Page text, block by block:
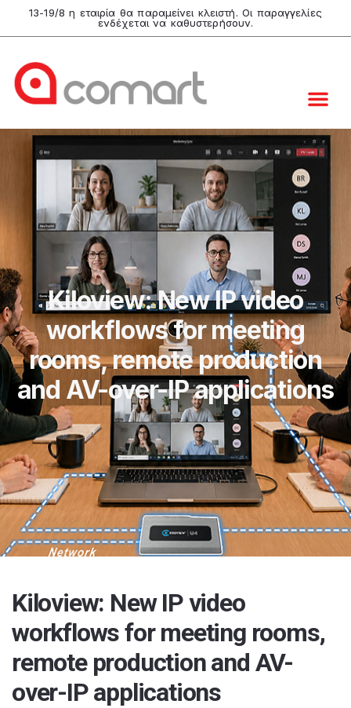
13-19/8 η εταιρία θα παραμείνει κλειστή. Οι παραγγελίες
ενδέχεται να καθυστερήσουν.
Kiloview: New IP video
workflows for meeting
rooms, remote production
and AV-over-IP applications
Kiloview: New IP video
workflows for meeting rooms,
remote production and AV-
over-IP applications